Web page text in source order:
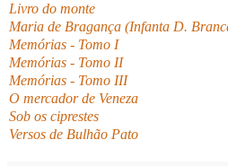
Livro do monte
Maria de Bragança (Infanta D.
Memórias - Tomo I
Memórias - Tomo II
Memórias - Tomo III
O mercador de Veneza
Sob os ciprestes
Versos de Bulhão Pato